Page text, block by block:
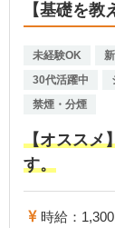
【基礎を教
未経験OK
30代活躍中
禁煙・分煙
【オススメ
す。
時給：